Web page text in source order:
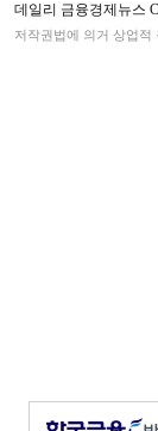
데일리 금융경제뉴스
저작권법에 의거 상업적